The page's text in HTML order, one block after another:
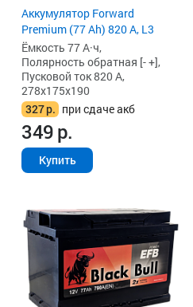
Аккумулятор Forward
Premium (77 Ah) 820 А, L3
Ёмкость 77 А·ч,
Полярность обратная [- +],
Пусковой ток 820 А,
278x175x190
327р. при сдаче акб
349р.
Купить